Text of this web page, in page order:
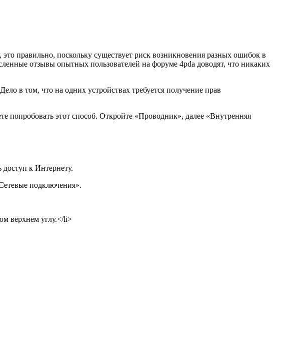
правильно, поскольку существует риск возникновения разных ошибок в
отзывы опытных пользователей на форуме 4pda доводят, что никаких
в том, что на одних устройствах требуется получение прав
попробовать этот способ. Откройте «Проводник», далее «Внутренняя
доступ к Интернету.
подключения».
верхнем углу.</li>